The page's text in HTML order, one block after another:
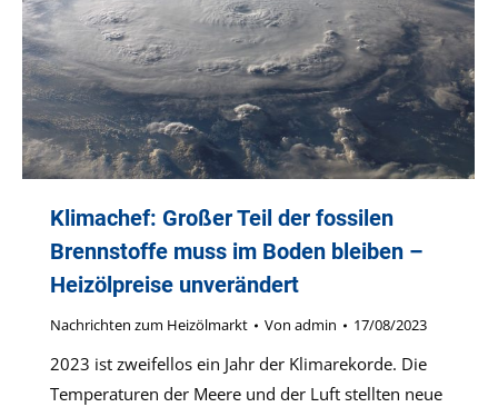
Klimachef: Großer Teil der fossilen
Brennstoffe muss im Boden bleiben –
Heizölpreise unverändert
Nachrichten zum Heizölmarkt Von admin 17/08/2023
2023 ist zweifellos ein Jahr der Klimarekorde. Die
Temperaturen der Meere und der Luft stellten neue